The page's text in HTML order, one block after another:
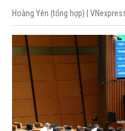
Hoàng Yên (tổng hợp) |